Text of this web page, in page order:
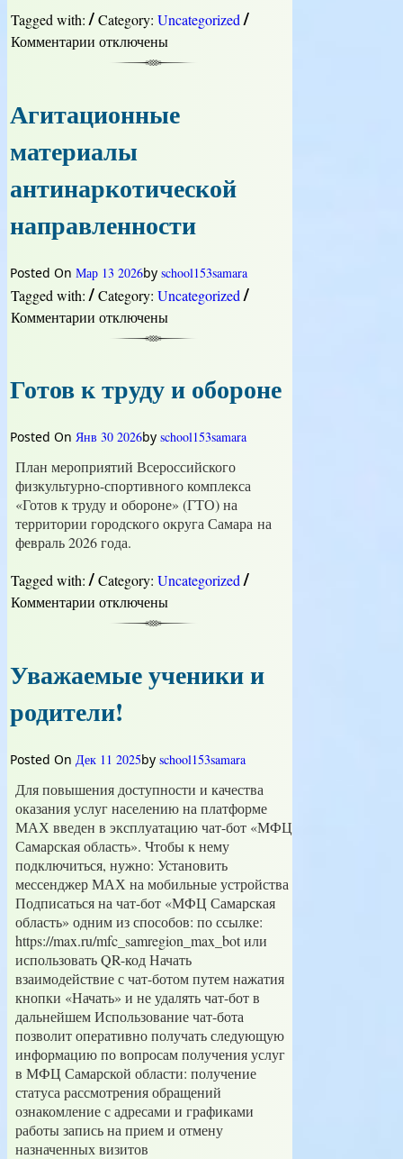
Tagged with:/ Category: Uncategorized/
Комментарии к
записи
авторском
Национального
«Россия»
«Уроки
отключены
Агитационные
материалы
антинаркотической
направленности
Posted On Мар 13 2026by school153samara
Tagged with: / Category: Uncategorized /
Комментарии к
записи
антинаркотической
отключены
Готов к труду и обороне
Posted On Янв 30 2026by school153samara
План мероприятий Всероссийского
физкультурно-спортивного комплекса
«Готов к труду и обороне» (ГТО) на
территории городского округа Самара на
февраль 2026 года.
Tagged with:/ Category: Uncategorized/
Комментарии к
записи
труду
обороне
отключены
Уважаемые ученики и
родители!
Posted On Дек 11 2025by school153samara
Для повышения доступности и качества
оказания услуг населению на платформе
МАХ введен в эксплуатацию чат-бот «МФЦ
Самарская область». Чтобы к нему
подключиться, нужно: Установить
мессенджер МАХ на мобильные устройства
Подписаться на чат-бот «МФЦ Самарская
область» одним из способов: по ссылке:
https://max.ru/mfc_samregion_max_bot или
использовать QR-код Начать
взаимодействие с чат-ботом путем нажатия
кнопки «Начать» и не удалять чат-бот в
дальнейшем Использование чат-бота
позволит оперативно получать следующую
информацию по вопросам получения услуг
в МФЦ Самарской области: получение
статуса рассмотрения обращений
ознакомление с адресами и графиками
работы запись на прием и отмену
назначенных визитов